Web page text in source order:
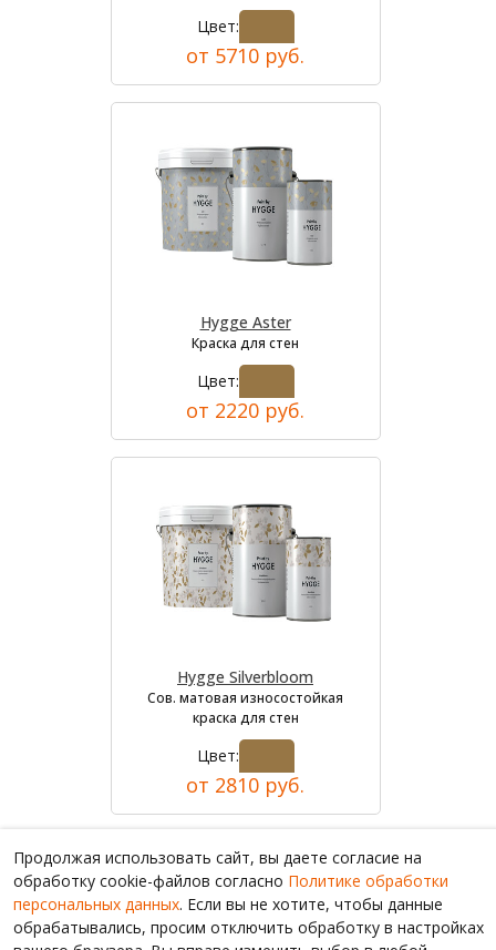
Цвет:
от 5710 руб.
Hygge Aster
Краска для стен
Цвет:
от 2220 руб.
Hygge Silverbloom
Сов. матовая износостойкая
краска для стен
Цвет:
от 2810 руб.
Продолжая использовать сайт, вы даете согласие на
обработку cookie-файлов согласно Политике обработки
персональных данных. Если вы не хотите, чтобы данные
обрабатывались, просим отключить обработку в настройках